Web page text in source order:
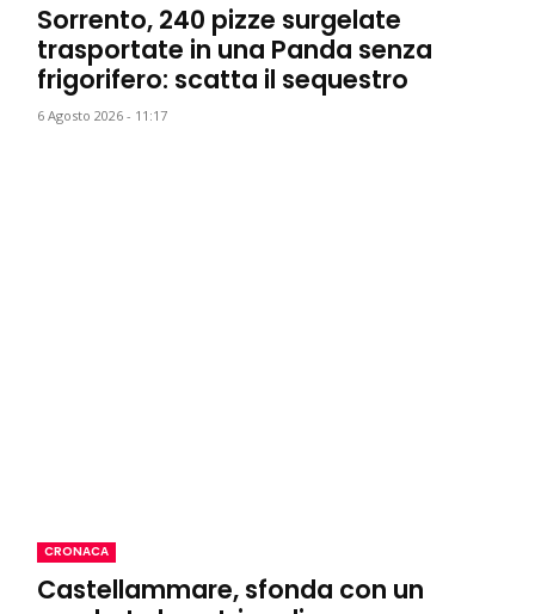
Sorrento, 240 pizze surgelate
trasportate in una Panda senza
frigorifero: scatta il sequestro
6 Agosto 2026 - 11:17
CRONACA
Castellammare, sfonda con un